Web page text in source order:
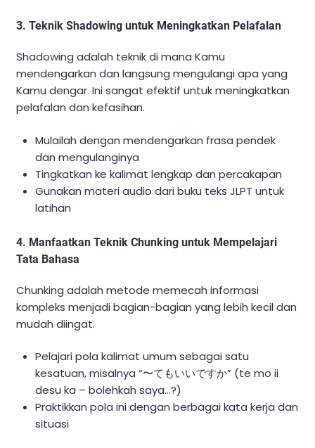
3. Teknik Shadowing untuk Meningkatkan Pelafalan
Shadowing adalah teknik di mana Kamu
mendengarkan dan langsung mengulangi apa yang
Kamu dengar. Ini sangat efektif untuk meningkatkan
pelafalan dan kefasihan.
Mulailah dengan mendengarkan frasa pendek
dan mengulanginya
Tingkatkan ke kalimat lengkap dan percakapan
Gunakan materi audio dari buku teks JLPT untuk
latihan
4. Manfaatkan Teknik Chunking untuk Mempelajari
Tata Bahasa
Chunking adalah metode memecah informasi
kompleks menjadi bagian-bagian yang lebih kecil dan
mudah diingat.
Pelajari pola kalimat umum sebagai satu
kesatuan, misalnya “〜てもいいですか” (te mo ii
desu ka – bolehkah saya…?)
Praktikkan pola ini dengan berbagai kata kerja dan
situasi